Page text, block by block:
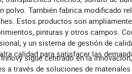
polvo. También fabrica modificado
Estos productos son
pinturas y otros campos.
y un sistema de gestión de
calidad para satisfacer las
sigue centrado en la
a través de soluciones de materiales